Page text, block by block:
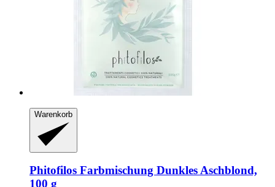
Warenkorb
Phitofilos Farbmischung Dunkles Aschblond,
100 g